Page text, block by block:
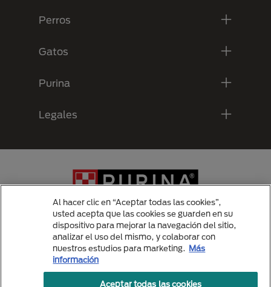
Perros
Gatos
Purina
Legales
Menu Footer Secundario Purina
Al hacer clic en “Aceptar todas las cookies”,
usted acepta que las cookies se guarden en su
dispositivo para mejorar la navegación del sitio,
analizar el uso del mismo, y colaborar con
nuestros estudios para marketing. Más
información
Aceptar todas las cookies